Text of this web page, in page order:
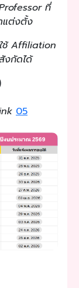
ที่
แต่งตั้ง
ช้ Affiliation
งกัดได้
05